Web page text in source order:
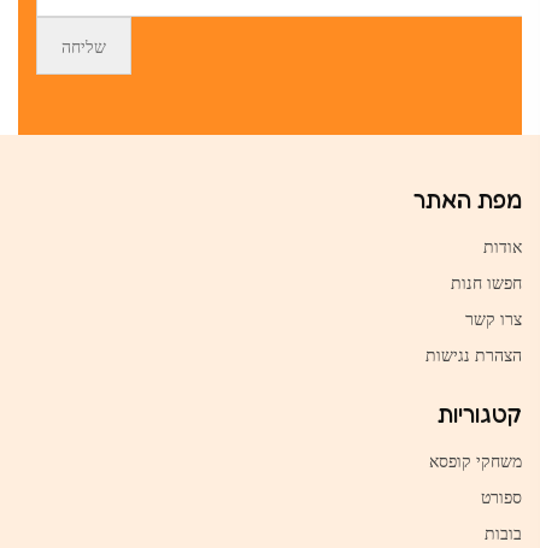
מפת האתר
אודות
חפשו חנות
צרו קשר
הצהרת נגישות
קטגוריות
משחקי קופסא
ספורט
בובות